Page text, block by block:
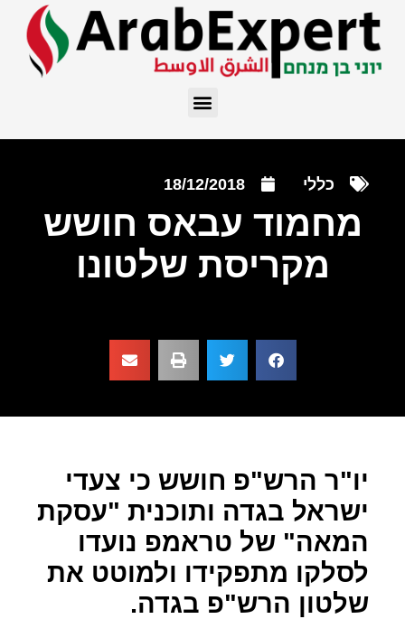
כללי 18/12/2018
מחמוד עבאס חושש
מקריסת שלטונו
יו"ר הרש"פ חושש כי צעדי
ישראל בגדה ותוכנית "עסקת
המאה" של טראמפ נועדו
לסלקו מתפקידו ולמוטט את
שלטון הרש"פ בגדה.